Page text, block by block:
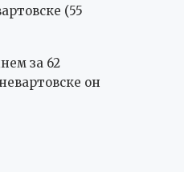
(55
за 62
он